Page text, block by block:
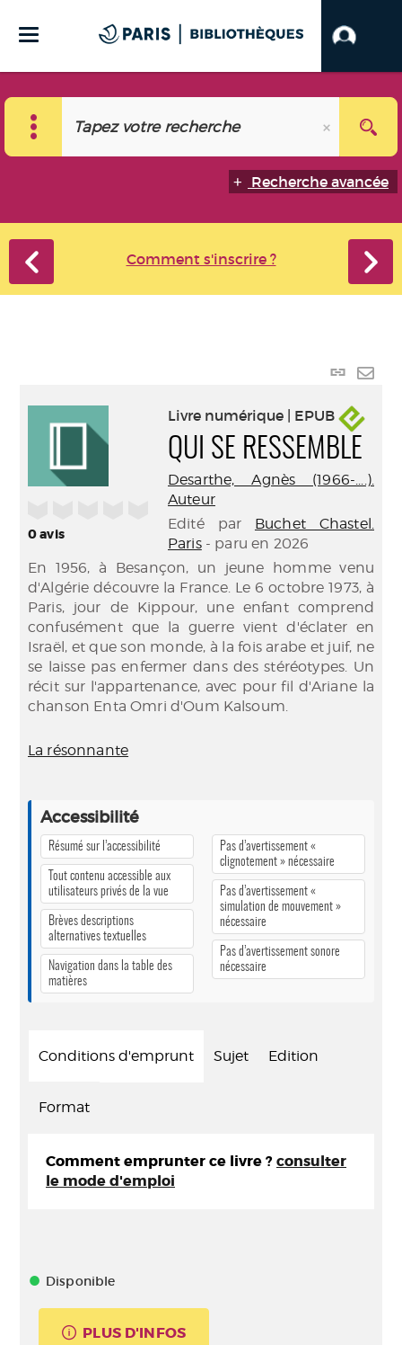
Recherche avancée
Comment s'inscrire ?
Lien
0avis
Livre numérique | EPUB
QUI SE RESSEMBLE
Desarthe, Agnès (1966-....).
Auteur
Edité par Buchet Chastel.
Paris- paru en 2026
En 1956, à Besançon, un jeune homme venu
d'Algérie découvre la France. Le 6 octobre 1973, à
Paris, jour de Kippour, une enfant comprend
confusément que la guerre vient d'éclater en
Israël, et que son monde, à la fois arabe et juif, ne
se laisse pas enfermer dans des stéréotypes. Un
récit sur l'appartenance, avec pour fil d'Ariane la
chanson Enta Omri d'Oum Kalsoum.
La résonnante
Accessibilité
Résumé sur l’accessibilité
Tout contenu accessible aux
utilisateurs privés de la vue
Brèves descriptions
alternatives textuelles
Navigation dans la table des
matières
Pas d’avertissement «
clignotement » nécessaire
Pas d’avertissement «
simulation de mouvement »
nécessaire
Pas d’avertissement sonore
nécessaire
Conditions d'emprunt Sujet Edition
Format
Comment emprunter ce livre ? consulter
le mode d'emploi
Disponible
PLUS D'INFOS